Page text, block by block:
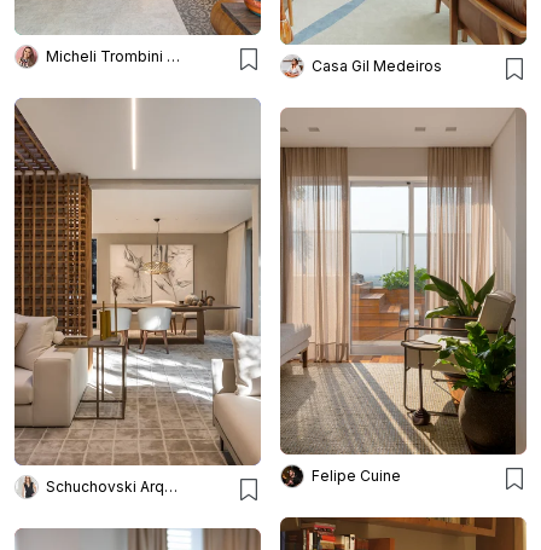
Micheli Trombini Arquitetura
Casa Gil Medeiros
Schuchovski Arquitetura
Felipe Cuine